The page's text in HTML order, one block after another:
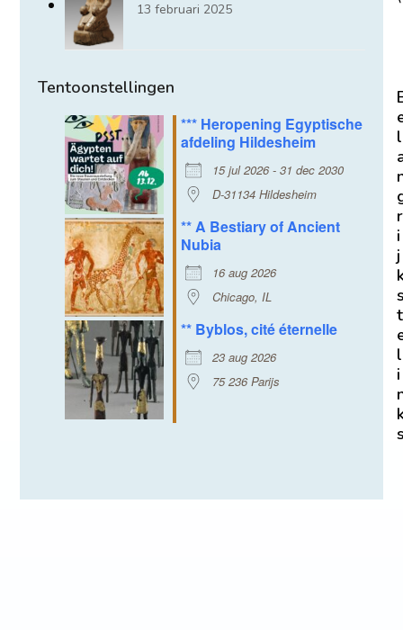
13 februari 2025
Tentoonstellingen
*** Heropening Egyptische
afdeling Hildesheim
15 jul 2026 - 31 dec 2030
D-31134 Hildesheim
** A Bestiary of Ancient
Nubia
16 aug 2026
Chicago, IL
** Byblos, cité éternelle
23 aug 2026
75 236 Parijs
l
r
i
j
t
l
i